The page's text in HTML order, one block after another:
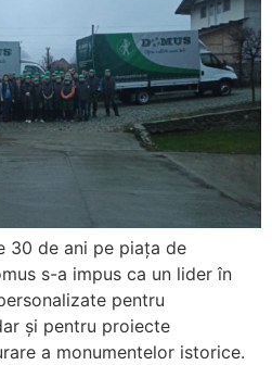
30 de ani pe piața de
s-a impus ca un lider în
pentru
și pentru proiecte
a monumentelor istorice.